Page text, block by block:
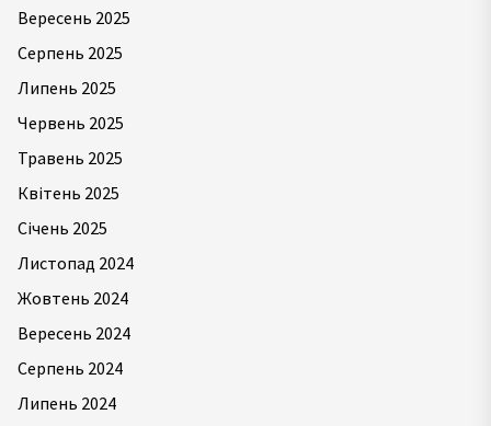
Вересень 2025
Серпень 2025
Липень 2025
Червень 2025
Травень 2025
Квітень 2025
Січень 2025
Листопад 2024
Жовтень 2024
Вересень 2024
Серпень 2024
Липень 2024